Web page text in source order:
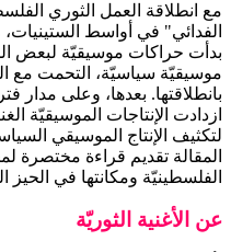
مع انطلاقة العمل الثوري
الفدائي" في أواسط
بدأت حراكات موسيقيّة لبعض
موسيقيّة سياسيّة، التحمت مع
بانطلاقتها. بعدها، وعلى مدار
ازدادت الإنتاجات الموسيقيّة
لتكثيف الإنتاج الموسيقي
المقالة تقديم قراءة مختصرة
الفلسطينيّة ومكانتها في الحيز
عن الأغنية الثوريّة